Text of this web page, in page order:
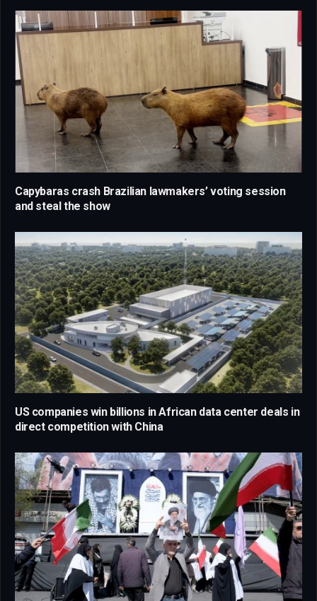
Capybaras crash Brazilian lawmakers’ voting session
and steal the show
US companies win billions in African data center deals in
direct competition with China